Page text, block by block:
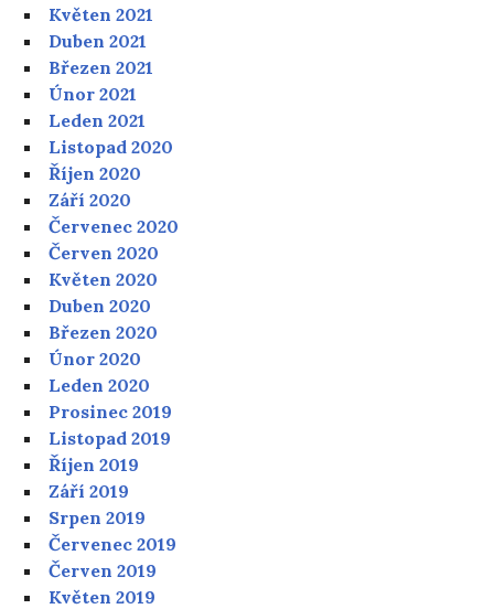
Květen 2021
Duben 2021
Březen 2021
Únor 2021
Leden 2021
Listopad 2020
Říjen 2020
Září 2020
Červenec 2020
Červen 2020
Květen 2020
Duben 2020
Březen 2020
Únor 2020
Leden 2020
Prosinec 2019
Listopad 2019
Říjen 2019
Září 2019
Srpen 2019
Červenec 2019
Červen 2019
Květen 2019